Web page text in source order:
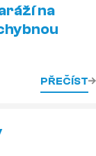
na
PŘEČÍST